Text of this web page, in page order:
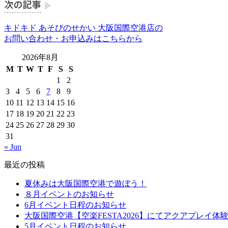
キドキド あそびのせかい 大阪国際空港店の
お問い合わせ・お申込みはこちらから
2026年8月
M T W T F S
S
1
2
3
4 5 6 7 8
9
10 11 12 13 14 15 16
17 18 19 20 21 22 23
24 25 26 27 28 29 30
31
« Jun
最近の投稿
夏休みは大阪国際空港で遊ぼう！
８月イベントのお知らせ
6月イベント日程のお知らせ
大阪国際空港【空楽FESTA2026】にてアクアプレイ体験